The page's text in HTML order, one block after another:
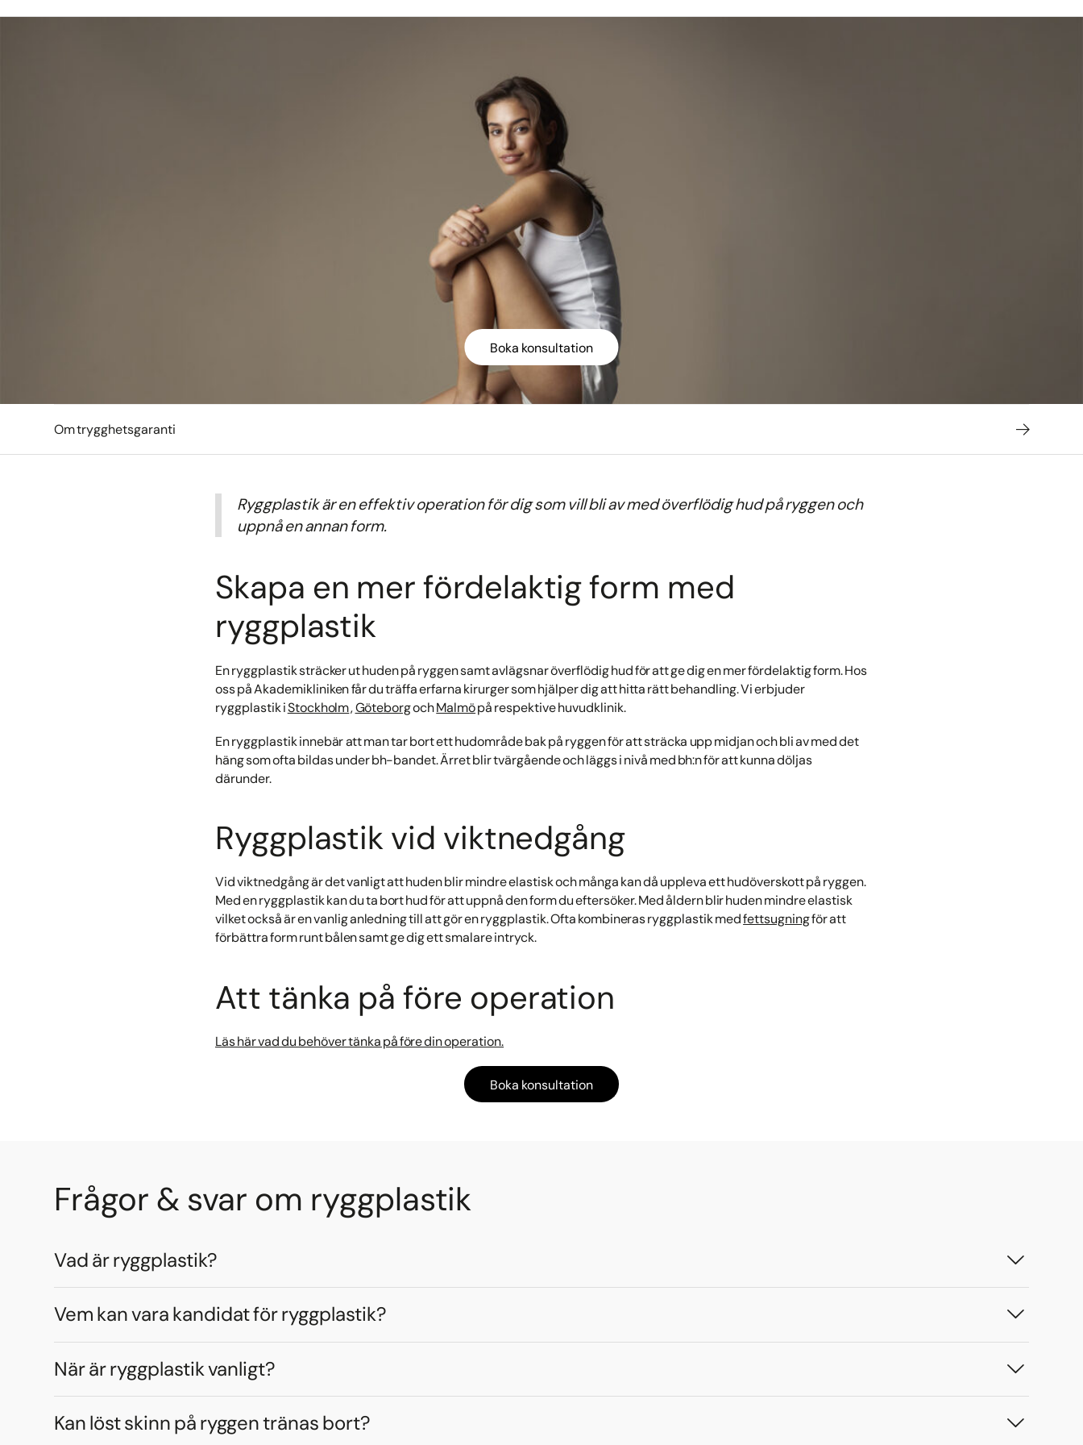
Boka konsultation
Om trygghetsgaranti
Ryggplastik är en effektiv operation för dig som vill bli av med överflödig hud på ryggen och
uppnå en annan form.
Skapa en mer fördelaktig form med
ryggplastik
En ryggplastik sträcker ut huden på ryggen samt avlägsnar överflödig hud för att ge dig en mer fördelaktig form. Hos
oss på Akademikliniken får du träffa erfarna kirurger som hjälper dig att hitta rätt behandling. Vi erbjuder
ryggplastik iStockholm,GöteborgochMalmöpå respektive huvudklinik.
En ryggplastik innebär att man tar bort ett hudområde bak på ryggen för att sträcka upp midjan och bli av med det
häng som ofta bildas under bh-bandet. Ärret blir tvärgående och läggs i nivå med bh:n för att kunna döljas
därunder.
Ryggplastik vid viktnedgång
Vid viktnedgång är det vanligt att huden blir mindre elastisk och många kan då uppleva ett hudöverskott på ryggen.
Med en ryggplastik kan du ta bort hud för att uppnå den form du eftersöker. Med åldern blir huden mindre elastisk
vilket också är en vanlig anledning till att gör en ryggplastik. Ofta kombineras ryggplastik medfettsugningför att
förbättra form runt bålen samt ge dig ett smalare intryck.
Att tänka på före operation
Läs här vad du behöver tänka på före din operation.
Boka konsultation
Frågor & svar om ryggplastik
Vad är ryggplastik?
Vem kan vara kandidat för ryggplastik?
När är ryggplastik vanligt?
Kan löst skinn på ryggen tränas bort?